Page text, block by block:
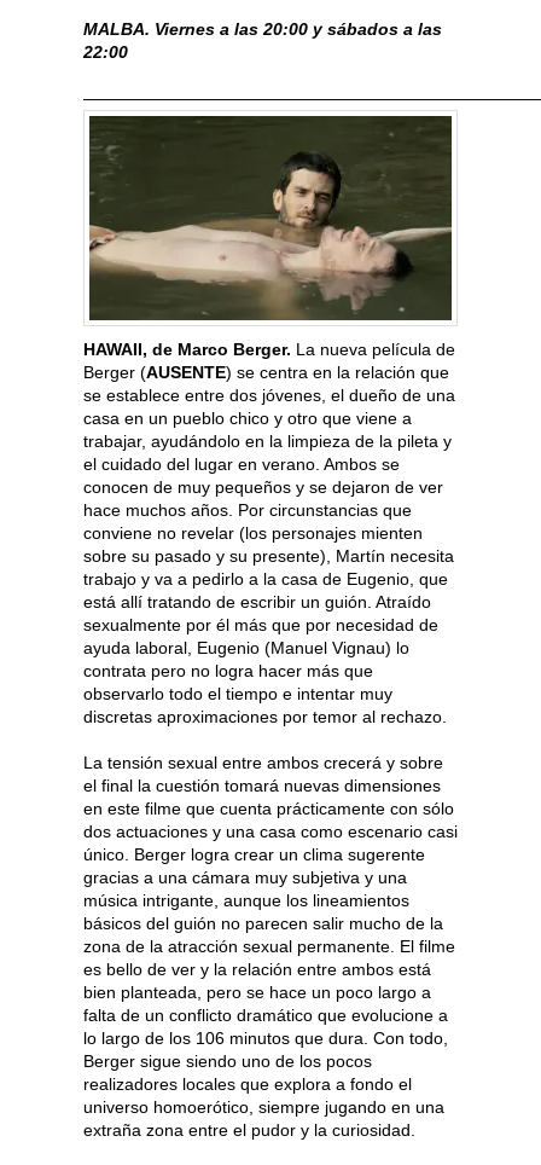
MALBA. Viernes a las 20:00 y sábados a las
22:00
HAWAII, de Marco Berger. La nueva película de
Berger (AUSENTE) se centra en la relación que
se establece entre dos jóvenes, el dueño de una
casa en un pueblo chico y otro que viene a
trabajar, ayudándolo en la limpieza de la pileta y
el cuidado del lugar en verano. Ambos se
conocen de muy pequeños y se dejaron de ver
hace muchos años. Por circunstancias que
conviene no revelar (los personajes mienten
sobre su pasado y su presente), Martín necesita
trabajo y va a pedirlo a la casa de Eugenio, que
está allí tratando de escribir un guión. Atraído
sexualmente por él más que por necesidad de
ayuda laboral, Eugenio (Manuel Vignau) lo
contrata pero no logra hacer más que
observarlo todo el tiempo e intentar muy
discretas aproximaciones por temor al rechazo.
La tensión sexual entre ambos crecerá y sobre
el final la cuestión tomará nuevas dimensiones
en este filme que cuenta prácticamente con sólo
dos actuaciones y una casa como escenario casi
único. Berger logra crear un clima sugerente
gracias a una cámara muy subjetiva y una
música intrigante, aunque los lineamientos
básicos del guión no parecen salir mucho de la
zona de la atracción sexual permanente. El filme
es bello de ver y la relación entre ambos está
bien planteada, pero se hace un poco largo a
falta de un conflicto dramático que evolucione a
lo largo de los 106 minutos que dura. Con todo,
Berger sigue siendo uno de los pocos
realizadores locales que explora a fondo el
universo homoerótico, siempre jugando en una
extraña zona entre el pudor y la curiosidad.